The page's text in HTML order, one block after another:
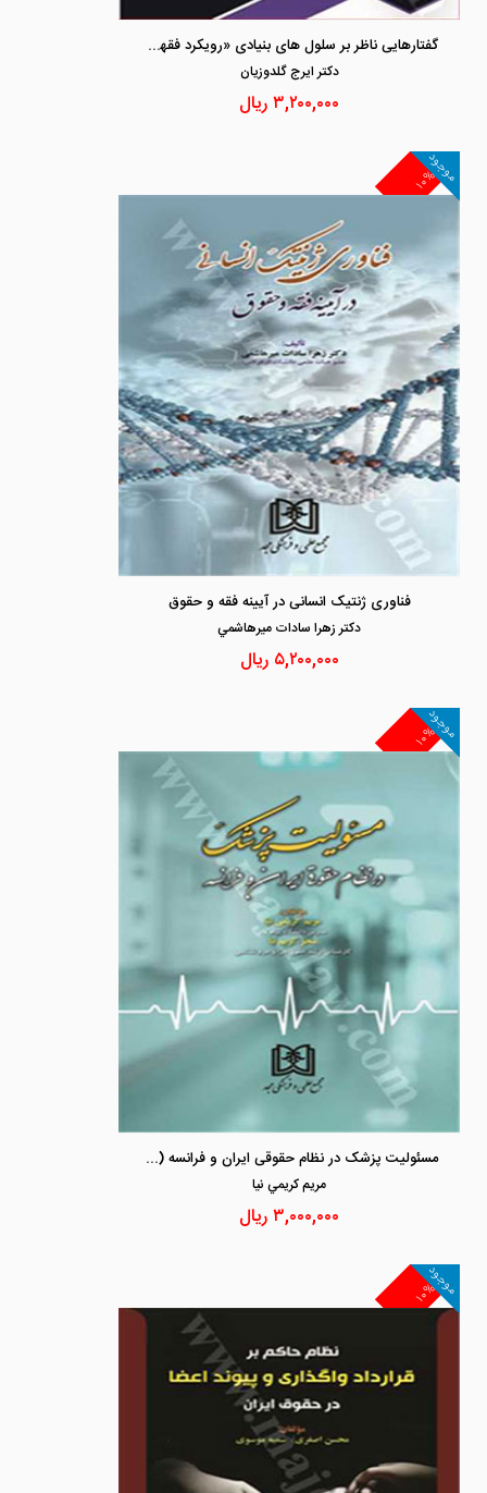
گفتارهایی ناظر بر سلول های بنیادی «رویکرد فقهی - حقوقی»
دكتر ايرج گلدوزيان
۳,۲۰۰,۰۰۰ریال
۱۰%
موجود
فناوری ژنتیک انسانی در آیینه فقه و حقوق
دكتر زهرا سادات ميرهاشمي
۵,۲۰۰,۰۰۰ ریال
۱۰%
موجود
مسئولیت پزشک در نظام حقوقی ایران و فرانسه (ویراست دوم)
مريم كريمي نيا
۳,۰۰۰,۰۰۰ریال
۱۰%
موجود